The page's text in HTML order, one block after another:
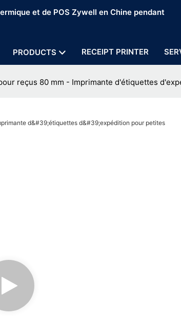
et de POS Zywell en Chine pendant
PRODUCTS RECEIPT PRINTER
reçus 80 mm - Imprimante d'étiquettes